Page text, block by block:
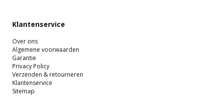
Klantenservice
Over ons
Algemene voorwaarden
Garantie
Privacy Policy
Verzenden & retourneren
Klantenservice
Sitemap